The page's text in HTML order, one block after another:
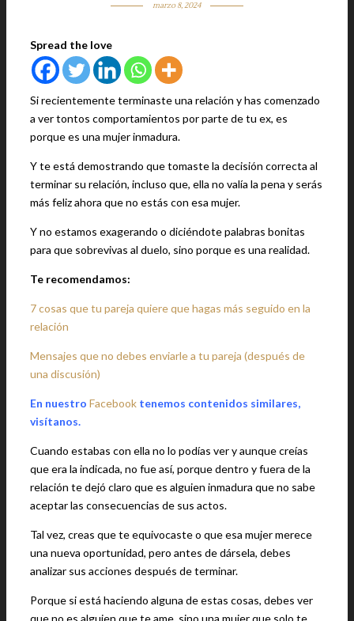
marzo 8, 2024
Spread the love
Si recientemente terminaste una relación y has comenzado
a ver tontos comportamientos por parte de tu ex, es
porque es una mujer inmadura.
Y te está demostrando que tomaste la decisión correcta al
terminar su relación, incluso que, ella no valía la pena y serás
más feliz ahora que no estás con esa mujer.
Y no estamos exagerando o diciéndote palabras bonitas
para que sobrevivas al duelo, sino porque es una realidad.
Te recomendamos:
7 cosas que tu pareja quiere que hagas más seguido en la
relación
Mensajes que no debes enviarle a tu pareja (después de
una discusión)
En nuestro Facebook tenemos contenidos similares,
visítanos.
Cuando estabas con ella no lo podías ver y aunque creías
que era la indicada, no fue así, porque dentro y fuera de la
relación te dejó claro que es alguien inmadura que no sabe
aceptar las consecuencias de sus actos.
Tal vez, creas que te equivocaste o que esa mujer merece
una nueva oportunidad, pero antes de dársela, debes
analizar sus acciones después de terminar.
Porque si está haciendo alguna de estas cosas, debes ver
que no es alguien que te ame, sino una mujer que solo te